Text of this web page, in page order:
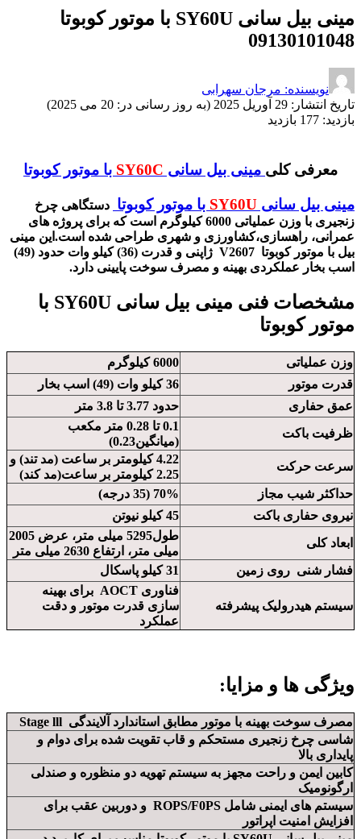
مینی بیل سانی SY60U با موتور کوبوتا
09130101048
نویسنده: مرجان سهرابی
تاریخ انتشار: 29 آوریل 2025 (به روز رسانی در: 20 می 2025)
بازدید: 177 بازدید
معرفی کلی مینی بیل سانی SY60C با موتور کوبوتا
مینی بیل سانی SY60U با موتور کوبوتا دستگاهی چرخ
زنجیری با وزن عملیاتی 6000 کیلوگرم است که برای پروژه های
عمرانی، راهسازی،کشاورزی و شهری طراحی شده است.این مینی
بیل با موتور کوبوتا V2607 ژاپنی و قدرت (36) کیلو وات حدود (49)
اسب بخار عملکردی بهینه و مصرف سوخت پایینی دارد.
مشخصات فنی مینی بیل سانی SY60U با
موتور کوبوتا
وزن عملیاتی
6000 کیلوگرم
قدرت موتور
36 کیلو وات (49) اسب بخار
عمق حفاری
حدود 3.77 تا 3.8 متر
ظرفیت باکت
0.1 تا 0.28 متر مکعب
(میانگین0.23)
سرعت حرکت
4.22 کیلومتر بر ساعت (مد تند) و
2.25 کیلومتر بر ساعت(مد کند)
حداکثر شیب مجاز
70% (35 درجه)
نیروی حفاری باکت
45 کیلو نیوتن
ابعاد کلی
طول5295 میلی متر، عرض 2005
میلی متر، ارتفاع 2630 میلی متر
فشار شنی روی زمین
31 کیلو پاسکال
سیستم هیدرولیک پیشرفته
فناوری AOCT برای بهینه
سازی قدرت موتور و دقت
عملکرد
ویژگی ها و مزایا:
مصرف سوخت بهینه با موتور مطابق استاندارد آلایندگی Stage lll
شاسی چرخ زنجیری مستحکم و قاب تقویت شده برای دوام و
پایداری بالا
کابین ایمن و راحت مجهز به سیستم تهویه دو منظوره و صندلی
ارگونومیک
سیستم های ایمنی شامل ROPS/F0PS و دوربین عقب برای
افزایش امنیت اپراتور